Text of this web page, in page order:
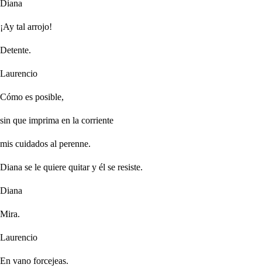
Diana
¡Ay tal arrojo!
Detente.
Laurencio
Cómo es posible,
sin que imprima en la corriente
mis cuidados al perenne.
Diana se le quiere quitar y él se resiste.
Diana
Mira.
Laurencio
En vano forcejeas.